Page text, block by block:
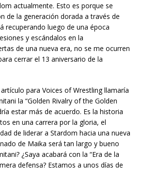
actualmente. Esto es porque se
de la generación dorada a través de
recuperando luego de una época
y escándalos en la
de una nueva era, no se me ocurren
cerrar el 13 aniversario de la
para Voices of Wrestling llamaría
la “Golden Rivalry of the Golden
estar más de acuerdo. Es la historia
en una carrera por la gloria, el
de liderar a Stardom hacia una nueva
de Maika será tan largo y bueno
¿Saya acabará con la “Era de la
defensa? Estamos a unos días de